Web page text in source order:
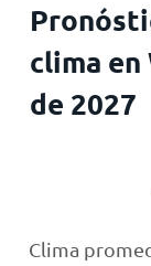
clima
de 2027
Clima